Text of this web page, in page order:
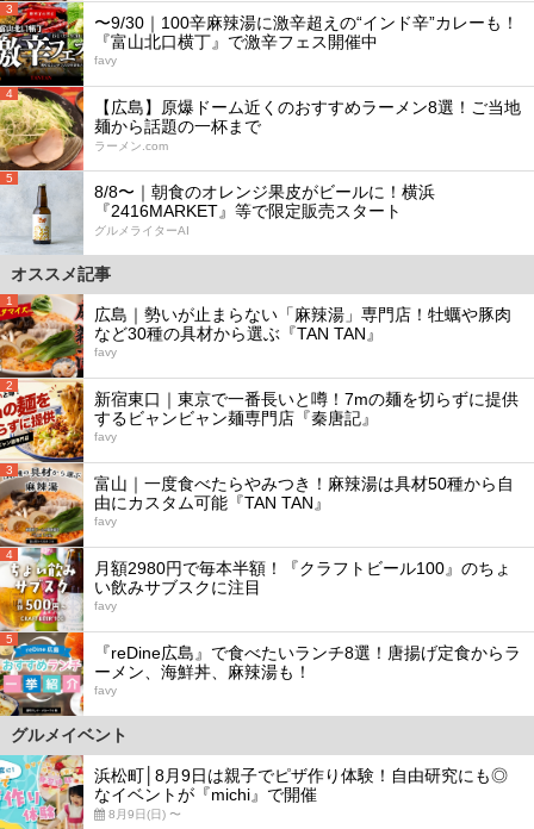
3
〜9/30｜100辛麻辣湯に激辛超えの“インド辛”カレーも！
『富山北口横丁』で激辛フェス開催中
favy
4
【広島】原爆ドーム近くのおすすめラーメン8選！ご当地
麺から話題の一杯まで
ラーメン.com
5
8/8〜｜朝食のオレンジ果皮がビールに！横浜
『2416MARKET』等で限定販売スタート
グルメライターAI
オススメ記事
1
広島｜勢いが止まらない「麻辣湯」専門店！牡蠣や豚肉
など30種の具材から選ぶ『TAN TAN』
favy
2
新宿東口｜東京で一番長いと噂！7mの麺を切らずに提供
するビャンビャン麺専門店『秦唐記』
favy
3
富山｜一度食べたらやみつき！麻辣湯は具材50種から自
由にカスタム可能『TAN TAN』
favy
4
月額2980円で毎本半額！『クラフトビール100』のちょ
い飲みサブスクに注目
favy
5
『reDine広島』で食べたいランチ8選！唐揚げ定食からラ
ーメン、海鮮丼、麻辣湯も！
favy
グルメイベント
浜松町│8月9日は親子でピザ作り体験！自由研究にも◎
なイベントが『michi』で開催
8月9日(日) 〜